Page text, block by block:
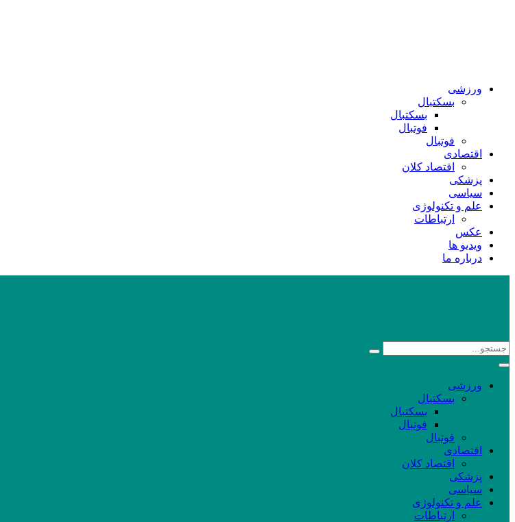
ورزشی
بسکتبال
بسکتبال
فوتبال
فوتبال
اقتصادی
اقتصاد کلان
پزشکی
سیاسی
علم و تکنولوژی
ارتباطات
عکس
ویدیو ها
درباره ما
ورزشی
بسکتبال
بسکتبال
فوتبال
فوتبال
اقتصادی
اقتصاد کلان
پزشکی
سیاسی
علم و تکنولوژی
ارتباطات